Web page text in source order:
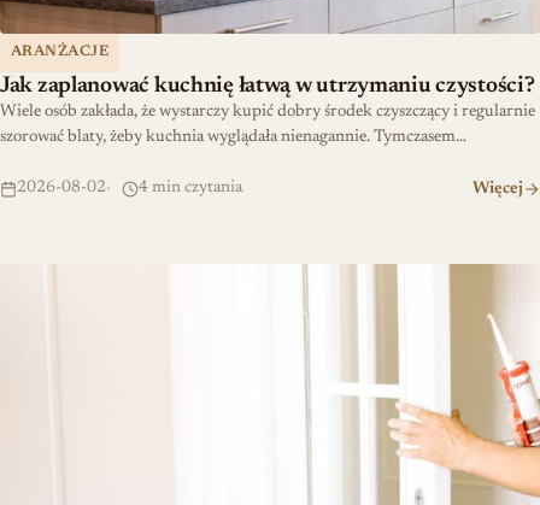
ARANŻACJE
Jak zaplanować kuchnię łatwą w utrzymaniu czystości?
Wiele osób zakłada, że wystarczy kupić dobry środek czyszczący i regularnie
szorować blaty, żeby kuchnia wyglądała nienagannie. Tymczasem…
2026-08-02 4 min czytania Więcej